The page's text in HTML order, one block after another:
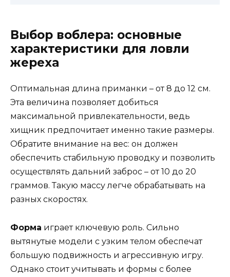
Выбор воблера: основные
характеристики для ловли
жереха
Оптимальная длина приманки – от 8 до 12 см.
Эта величина позволяет добиться
максимальной привлекательности, ведь
хищник предпочитает именно такие размеры.
Обратите внимание на вес: он должен
обеспечить стабильную проводку и позволить
осуществлять дальний заброс – от 10 до 20
граммов. Такую массу легче обрабатывать на
разных скоростях.
Форма играет ключевую роль. Сильно
вытянутые модели с узким телом обеспечат
большую подвижность и агрессивную игру.
Однако стоит учитывать и формы с более